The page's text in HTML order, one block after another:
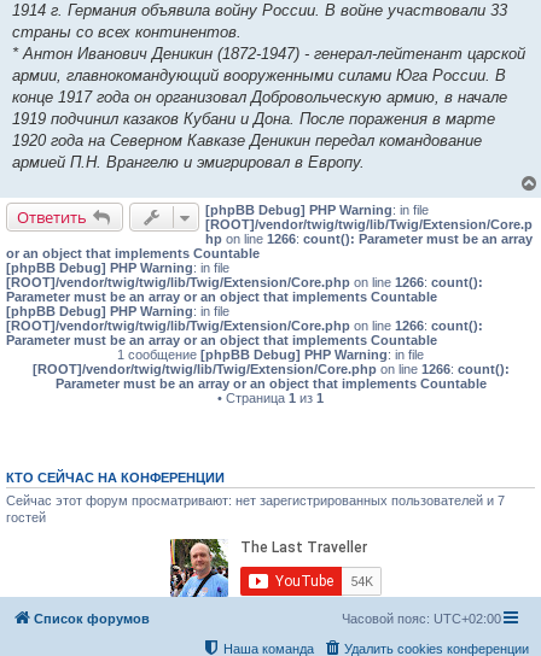
1914 г. Германия объявила войну России. В войне участвовали 33
страны со всех континентов.
* Антон Иванович Деникин (1872-1947) - генерал-лейтенант царской
армии, главнокомандующий вооруженными силами Юга России. В
конце 1917 года он организовал Добровольческую армию, в начале
1919 подчинил казаков Кубани и Дона. После поражения в марте
1920 года на Северном Кавказе Деникин передал командование
армией П.Н. Врангелю и эмигрировал в Европу.
Ответить [phpBB Debug] PHP Warning: in file
[ROOT]/vendor/twig/twig/lib/Twig/Extension/Core.p
hp on line 1266: count(): Parameter must be an array
or an object that implements Countable
[phpBB Debug] PHP Warning: in file
[ROOT]/vendor/twig/twig/lib/Twig/Extension/Core.php on line 1266: count():
Parameter must be an array or an object that implements Countable
[phpBB Debug] PHP Warning: in file
[ROOT]/vendor/twig/twig/lib/Twig/Extension/Core.php on line 1266: count():
Parameter must be an array or an object that implements Countable
1 сообщение [phpBB Debug] PHP Warning: in file
[ROOT]/vendor/twig/twig/lib/Twig/Extension/Core.phpon line 1266: count():
Parameter must be an array or an object that implements Countable
• Страница 1 из 1
КТО СЕЙЧАС НА КОНФЕРЕНЦИИ
Сейчас этот форум просматривают: нет зарегистрированных пользователей и 7
гостей
Список форумов Часовой пояс: UTC+02:00
Удалить cookies конференции
Наша команда